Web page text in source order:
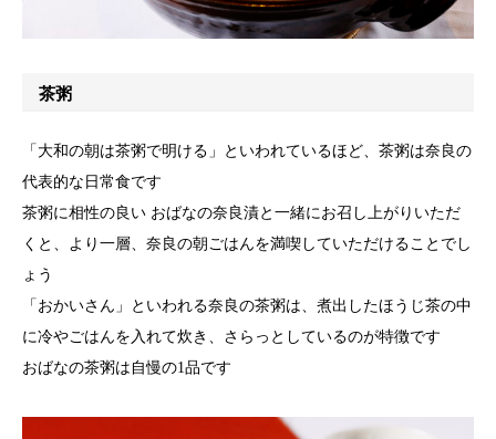
茶粥
「大和の朝は茶粥で明ける」といわれているほど、茶粥は奈良の
代表的な日常食です
茶粥に相性の良い おばなの奈良漬と一緒にお召し上がりいただ
くと、より一層、奈良の朝ごはんを満喫していただけることでし
ょう
「おかいさん」といわれる奈良の茶粥は、煮出したほうじ茶の中
に冷やごはんを入れて炊き、さらっとしているのが特徴です
おばなの茶粥は自慢の1品です